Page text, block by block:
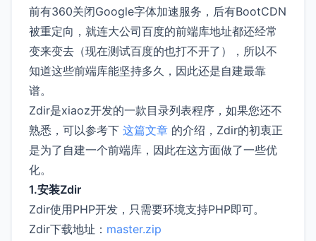
前有360关闭Google字体加速服务，后有BootCDN
被重定向，就连大公司百度的前端库地址都还经常
变来变去（现在测试百度的也打不开了），所以不
知道这些前端库能坚持多久，因此还是自建最靠
谱。
Zdir是xiaoz开发的一款目录列表程序，如果您还不
熟悉，可以参考下 这篇文章 的介绍，Zdir的初衷正
是为了自建一个前端库，因此在这方面做了一些优
化。
1.安装Zdir
Zdir使用PHP开发，只需要环境支持PHP即可。
Zdir下载地址： master.zip